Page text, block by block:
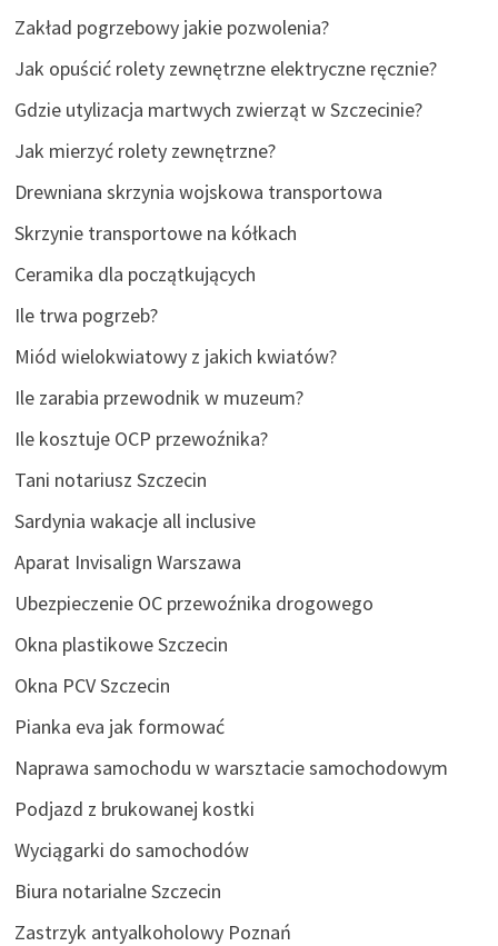
Zakład pogrzebowy jakie pozwolenia?
Jak opuścić rolety zewnętrzne elektryczne ręcznie?
Gdzie utylizacja martwych zwierząt w Szczecinie?
Jak mierzyć rolety zewnętrzne?
Drewniana skrzynia wojskowa transportowa
Skrzynie transportowe na kółkach
Ceramika dla początkujących
Ile trwa pogrzeb?
Miód wielokwiatowy z jakich kwiatów?
Ile zarabia przewodnik w muzeum?
Ile kosztuje OCP przewoźnika?
Tani notariusz Szczecin
Sardynia wakacje all inclusive
Aparat Invisalign Warszawa
Ubezpieczenie OC przewoźnika drogowego
Okna plastikowe Szczecin
Okna PCV Szczecin
Pianka eva jak formować
Naprawa samochodu w warsztacie samochodowym
Podjazd z brukowanej kostki
Wyciągarki do samochodów
Biura notarialne Szczecin
Zastrzyk antyalkoholowy Poznań